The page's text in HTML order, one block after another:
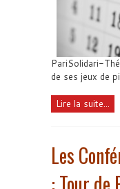
PariSolidari-
de ses jeux de
Lire la suite...
Les